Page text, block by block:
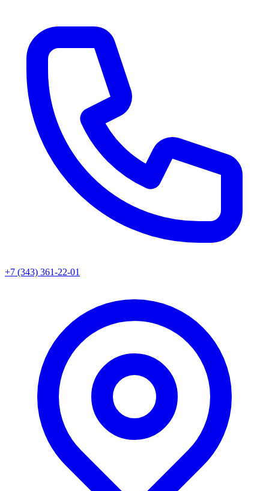
+7 (343) 361-22-01